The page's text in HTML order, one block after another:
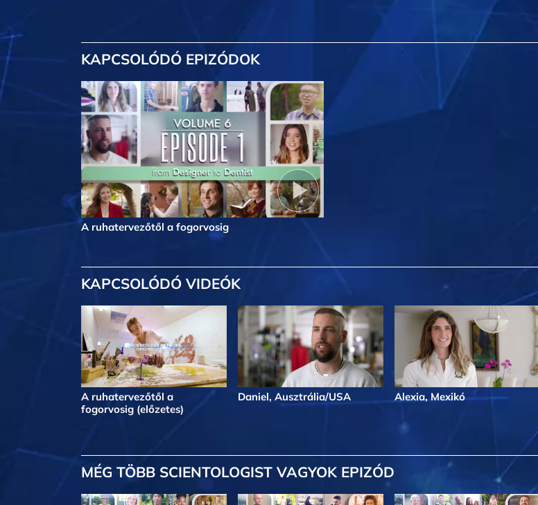
KAPCSOLÓDÓ EPIZÓDOK
A ruhatervezőtől a fogorvosig
KAPCSOLÓDÓ VIDEÓK
A ruhatervezőtől a
fogorvosig (előzetes)
Daniel, Ausztrália/USA Alexia, Mexikó
MÉG TÖBB SCIENTOLOGIST VAGYOK EPIZÓD